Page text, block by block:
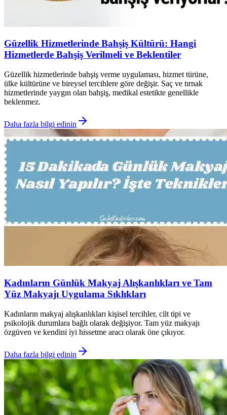
Güzellik Hizmetlerinde Bahşiş Kültürü: Hangi
Hizmetlerde Bahşiş Verilmeli ve Beklentiler
Güzellik hizmetlerinde bahşiş verme uygulaması, hizmet türüne,
ülke kültürüne ve bireysel tercihlere göre değişir. Saç ve tırnak
hizmetlerinde yaygın olan bahşiş, medikal estetikte genellikle
beklenmez.
Daha fazla bilgi edinin
Kadınların Günlük Makyaj Alışkanlıkları ve Tam
Yüz Makyajı Uygulama Sıklıkları
Kadınların makyaj alışkanlıkları kişisel tercihler, cilt tipi ve
psikolojik durumlara bağlı olarak değişiyor. Tam yüz makyajı
özgüven ve kendini iyi hissetme aracı olarak öne çıkıyor.
Daha fazla bilgi edinin